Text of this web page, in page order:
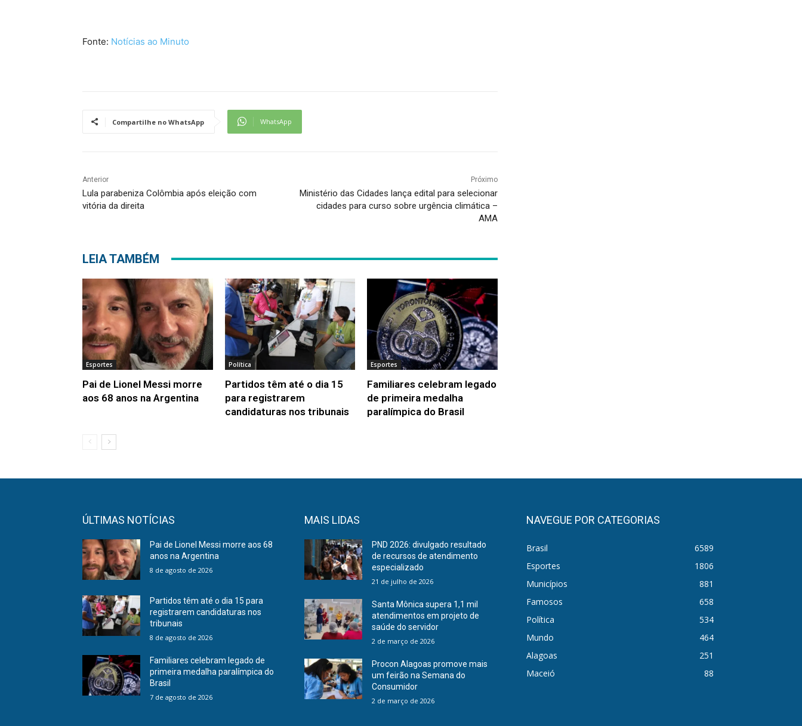
Fonte: Notícias ao Minuto
Compartilhe no WhatsApp WhatsApp
Anterior
Lula parabeniza Colômbia após eleição com
vitória da direita
Próximo
Ministério das Cidades lança edital para selecionar
cidades para curso sobre urgência climática –
AMA
LEIA TAMBÉM
Esportes
Pai de Lionel Messi morre
aos 68 anos na Argentina
Política
Partidos têm até o dia 15
para registrarem
candidaturas nos tribunais
Esportes
Familiares celebram legado
de primeira medalha
paralímpica do Brasil
ÚLTIMAS NOTÍCIAS
Pai de Lionel Messi morre aos 68
anos na Argentina
8 de agosto de 2026
Partidos têm até o dia 15 para
registrarem candidaturas nos
tribunais
8 de agosto de 2026
Familiares celebram legado de
primeira medalha paralímpica do
Brasil
7 de agosto de 2026
MAIS LIDAS
PND 2026: divulgado resultado
de recursos de atendimento
especializado
21 de julho de 2026
Santa Mônica supera 1,1 mil
atendimentos em projeto de
saúde do servidor
2 de março de 2026
Procon Alagoas promove mais
um feirão na Semana do
Consumidor
2 de março de 2026
NAVEGUE POR CATEGORIAS
Brasil
6589
Esportes
1806
Municípios
881
Famosos
658
Política
534
Mundo
464
Alagoas
251
Maceió
88